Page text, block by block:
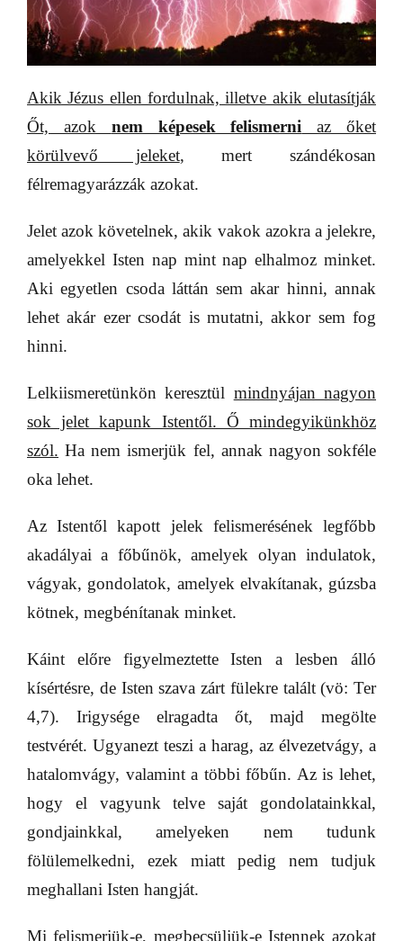
Akik Jézus ellen fordulnak, illetve akik elutasítják
Őt, azok nem képesek felismerni az őket
körülvevő jeleket, mert szándékosan
félremagyarázzák azokat.
Jelet azok követelnek, akik vakok azokra a jelekre,
amelyekkel Isten nap mint nap elhalmoz minket.
Aki egyetlen csoda láttán sem akar hinni, annak
lehet akár ezer csodát is mutatni, akkor sem fog
hinni.
Lelkiismeretünkön keresztül mindnyájan nagyon
sok jelet kapunk Istentől. Ő mindegyikünkhöz
szól. Ha nem ismerjük fel, annak nagyon sokféle
oka lehet.
Az Istentől kapott jelek felismerésének legfőbb
akadályai a főbűnök, amelyek olyan indulatok,
vágyak, gondolatok, amelyek elvakítanak, gúzsba
kötnek, megbénítanak minket.
Káint előre figyelmeztette Isten a lesben álló
kísértésre, de Isten szava zárt fülekre talált (vö: Ter
4,7). Irigysége elragadta őt, majd megölte
testvérét. Ugyanezt teszi a harag, az élvezetvágy, a
hatalomvágy, valamint a többi főbűn. Az is lehet,
hogy el vagyunk telve saját gondolatainkkal,
gondjainkkal, amelyeken nem tudunk
fölülemelkedni, ezek miatt pedig nem tudjuk
meghallani Isten hangját.
Mi felismerjük-e, megbecsüljük-e Istennek azokat